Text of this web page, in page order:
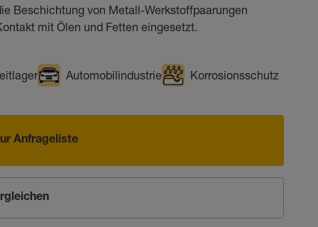
Beschichtung von Metall-Werkstoffpaarungen
mit Ölen und Fetten eingesetzt.
Automobilindustrie Korrosionsschutz
Anfrageliste